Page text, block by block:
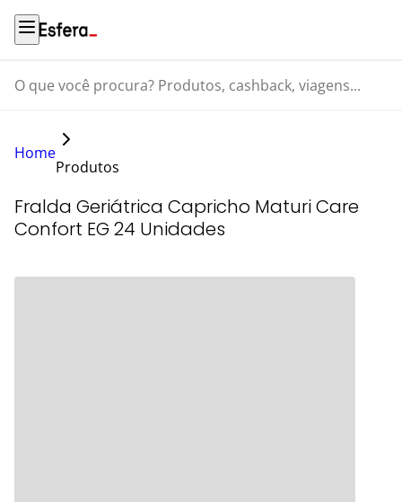
O que você procura? Produtos, cashback, viagens...
Home
Produtos
Fralda Geriátrica Capricho Maturi Care
Confort EG 24 Unidades